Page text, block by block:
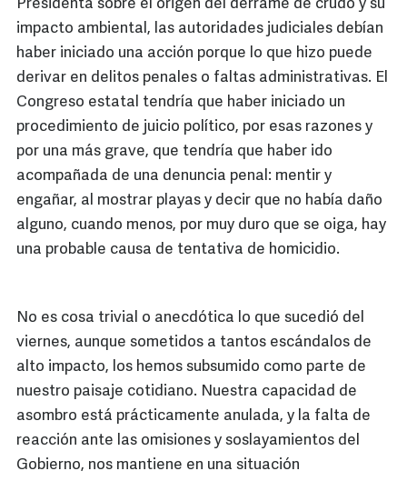
Presidenta sobre el origen del derrame de crudo y su
impacto ambiental, las autoridades judiciales debían
haber iniciado una acción porque lo que hizo puede
derivar en delitos penales o faltas administrativas. El
Congreso estatal tendría que haber iniciado un
procedimiento de juicio político, por esas razones y
por una más grave, que tendría que haber ido
acompañada de una denuncia penal: mentir y
engañar, al mostrar playas y decir que no había daño
alguno, cuando menos, por muy duro que se oiga, hay
una probable causa de tentativa de homicidio.
No es cosa trivial o anecdótica lo que sucedió del
viernes, aunque sometidos a tantos escándalos de
alto impacto, los hemos subsumido como parte de
nuestro paisaje cotidiano. Nuestra capacidad de
asombro está prácticamente anulada, y la falta de
reacción ante las omisiones y soslayamientos del
Gobierno, nos mantiene en una situación